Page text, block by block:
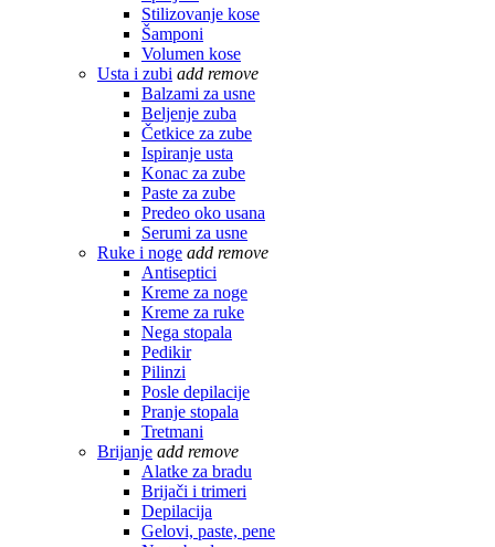
Stilizovanje kose
Šamponi
Volumen kose
Usta i zubi add remove
Balzami za usne
Beljenje zuba
Četkice za zube
Ispiranje usta
Konac za zube
Paste za zube
Predeo oko usana
Serumi za usne
Ruke i noge add remove
Antiseptici
Kreme za noge
Kreme za ruke
Nega stopala
Pedikir
Pilinzi
Posle depilacije
Pranje stopala
Tretmani
Brijanje add remove
Alatke za bradu
Brijači i trimeri
Depilacija
Gelovi, paste, pene